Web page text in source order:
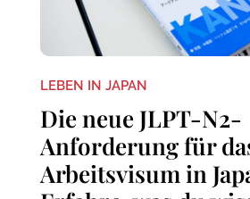
LEBEN IN JAPAN
Die neue JLPT-N2-
Anforderung für
Arbeitsvisum in